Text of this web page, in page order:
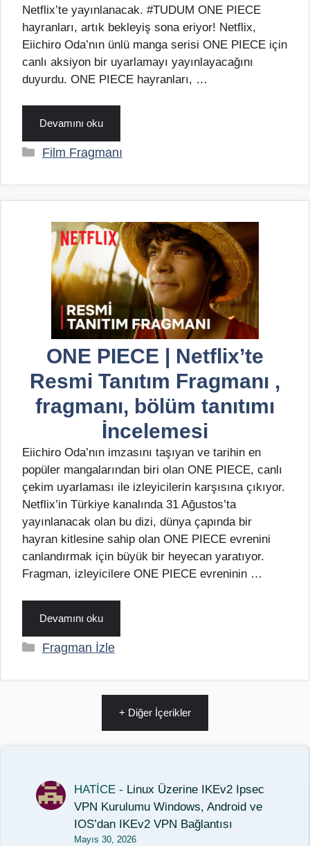
Netflix’te yayınlanacak. #TUDUM ONE PIECE
hayranları, artık bekleyiş sona eriyor! Netflix,
Eiichiro Oda’nın ünlü manga serisi ONE PIECE için
canlı aksiyon bir uyarlamayı yayınlayacağını
duyurdu. ONE PIECE hayranları, …
Devamını oku
Kategoriler
Film Fragmanı
ONE PIECE | Netflix’te
Resmi Tanıtım Fragmanı ,
fragmanı, bölüm tanıtımı
İncelemesi
Eiichiro Oda’nın imzasını taşıyan ve tarihin en
popüler mangalarından biri olan ONE PIECE, canlı
çekim uyarlaması ile izleyicilerin karşısına çıkıyor.
Netflix’in Türkiye kanalında 31 Ağustos’ta
yayınlanacak olan bu dizi, dünya çapında bir
hayran kitlesine sahip olan ONE PIECE evrenini
canlandırmak için büyük bir heyecan yaratıyor.
Fragman, izleyicilere ONE PIECE evreninin …
Devamını oku
Kategoriler
Fragman İzle
+ Diğer İçerikler
HATİCE - Linux Üzerine IKEv2 Ipsec
VPN Kurulumu Windows, Android ve
IOS’dan IKEv2 VPN Bağlantısı
Mayıs 30, 2026